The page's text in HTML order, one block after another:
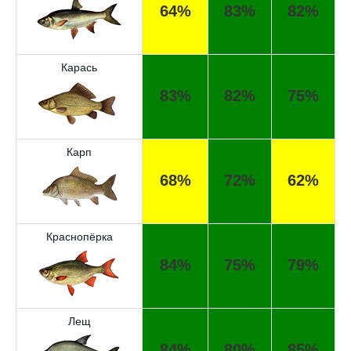
64% 83% 82%
Карась
83% 82% 75%
Карп
68% 72% 62%
Краснопёрка
84% 75% 79%
Лещ